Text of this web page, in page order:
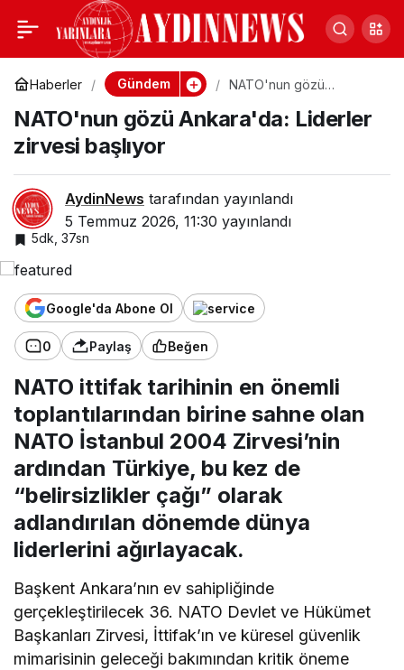
Haberler Gündem
NATO'nun gözü
zirvesi başlıyor
NATO'nun gözü Ankara'da: Liderler
zirvesi başlıyor
AydinNews tarafından yayınlandı
5 Temmuz 2026, 11:30 yayınlandı
5dk, 37sn
Google'da Abone Ol
0 Paylaş Beğen
NATO ittifak tarihinin en önemli
toplantılarından birine sahne olan
NATO İstanbul 2004 Zirvesi’nin
ardından Türkiye, bu kez de
“belirsizlikler çağı” olarak
adlandırılan dönemde dünya
liderlerini ağırlayacak.
Başkent Ankara’nın ev sahipliğinde
gerçekleştirilecek 36.⁠ ⁠NATO Devlet ve Hükümet
Başkanları Zirvesi, İttifak’ın ve küresel güvenlik
mimarisinin geleceği bakımından kritik öneme
NATO'nun gözü
Ankara'da: Liderler
zirvesi başlıyor
0